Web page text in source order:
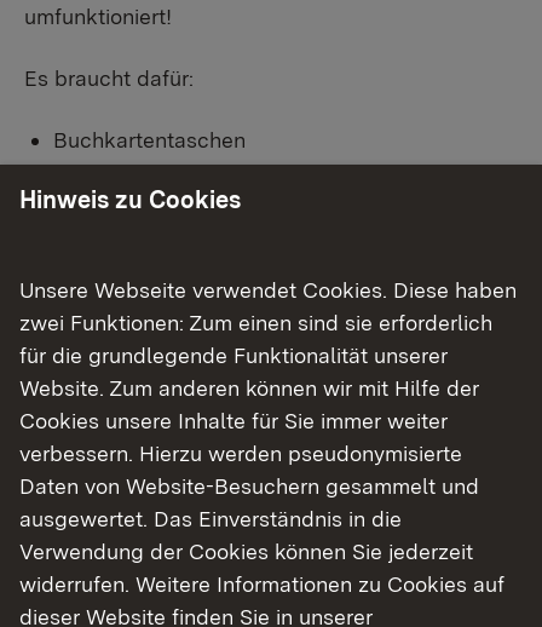
umfunktioniert!
Es braucht dafür:
Buchkartentaschen
ID-Zettel
Kulleraugen
schwarzer Filzstift
Alles Weitere findet sich im Video!
Wenn Sie externe Videos von YouTube aktivieren,
werden Daten automatisiert an diesen Anbieter
übertragen.
Mehr Informationen
Einmalig aktivieren
Hinweis zu Cookies
Unsere Webseite verwendet Cookies. Diese haben
zwei Funktionen: Zum einen sind sie erforderlich
für die grundlegende Funktionalität unserer
Website. Zum anderen können wir mit Hilfe der
Cookies unsere Inhalte für Sie immer weiter
verbessern. Hierzu werden pseudonymisierte
Daten von Website-Besuchern gesammelt und
ausgewertet. Das Einverständnis in die
Verwendung der Cookies können Sie jederzeit
widerrufen. Weitere Informationen zu Cookies auf
dieser Website finden Sie in unserer